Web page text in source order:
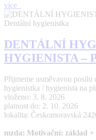
více
Dentální hygienistka
DENTÁLNÍ
HYGIENISTA –
Přijmeme usměvavou
hygienistka / hygienista na
vloženo: 3. 8. 2026
platnost do: 2. 10. 2026
lokalita: Českomoravská
mzda: Motivační: základ +